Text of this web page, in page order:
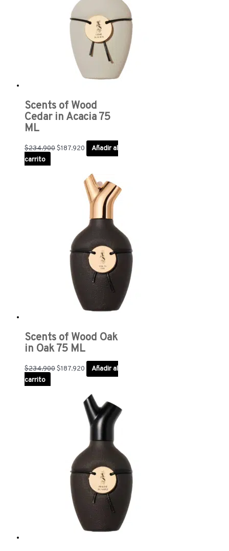
Scents of Wood
Cedar in Acacia 75
ML
$234.900$187.920
Añadir al
carrito
Scents of Wood Oak
in Oak 75 ML
$234.900$187.920
Añadir al
carrito